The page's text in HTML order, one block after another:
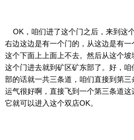
OK，咱们进了这个门之后，来到这
右边这边是有一个门的，从这边是有
这个下面上上面上不去。然后从这个
这个门进去就到矿区矿东部了。好，
部的话就一共三条道，咱们直接到第
运气很好啊，直接飞到一个第三条道
它就可以进入这个双店OK。